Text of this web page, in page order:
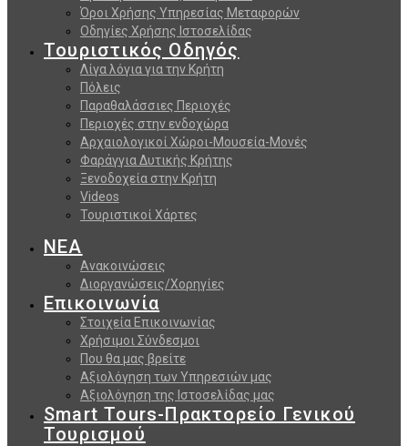
Όροι Χρήσης Υπηρεσίας Μεταφορών
Οδηγίες Χρήσης Ιστοσελίδας
Τουριστικός Οδηγός
Λίγα λόγια για την Κρήτη
Πόλεις
Παραθαλάσσιες Περιοχές
Περιοχές στην ενδοχώρα
Αρχαιολογικοί Χώροι-Μουσεία-Μονές
Φαράγγια Δυτικής Κρήτης
Ξενοδοχεία στην Κρήτη
Videos
Τουριστικοί Χάρτες
ΝΕΑ
Ανακοινώσεις
Διοργανώσεις/Χορηγίες
Επικοινωνία
Στοιχεία Επικοινωνίας
Χρήσιμοι Σύνδεσμοι
Που θα μας βρείτε
Αξιολόγηση των Υπηρεσιών μας
Αξιολόγηση της Ιστοσελίδας μας
Smart Tours-Πρακτορείο Γενικού
Τουρισμού